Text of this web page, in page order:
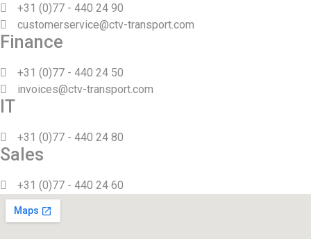
+31 (0)77 - 440 24 90
customerservice@ctv-transport.com
Finance
+31 (0)77 - 440 24 50
invoices@ctv-transport.com
IT
+31 (0)77 - 440 24 80
Sales
+31 (0)77 - 440 24 60